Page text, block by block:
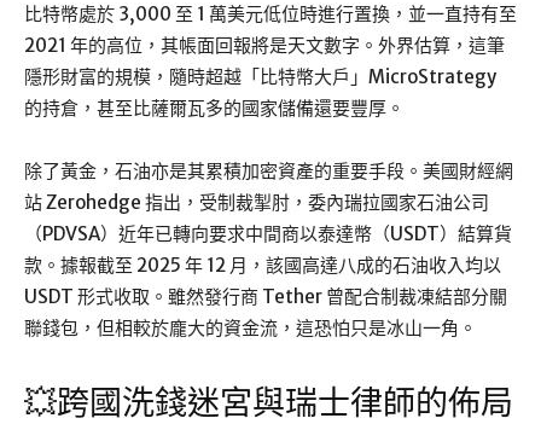
比特幣處於 3,000 至 1 萬美元低位時進行置換，並一直持有至
2021 年的高位，其帳面回報將是天文數字。外界估算，這筆
隱形財富的規模，隨時超越「比特幣大戶」MicroStrategy
的持倉，甚至比薩爾瓦多的國家儲備還要豐厚。
除了黃金，石油亦是其累積加密資產的重要手段。美國財經網
站 Zerohedge 指出，受制裁掣肘，委內瑞拉國家石油公司
（PDVSA）近年已轉向要求中間商以泰達幣（USDT）結算貨
款。據報截至 2025 年 12 月，該國高達八成的石油收入均以
USDT 形式收取。雖然發行商 Tether 曾配合制裁凍結部分關
聯錢包，但相較於龐大的資金流，這恐怕只是冰山一角。
💥跨國洗錢迷宮與瑞士律師的佈局